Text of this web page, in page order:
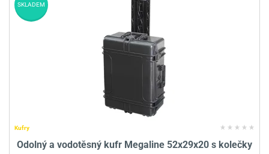
Kufry
Odolný a vodotěsný kufr Megaline 52x29x20 s kolečky
SKLADEM